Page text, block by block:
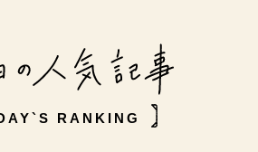
RANKING